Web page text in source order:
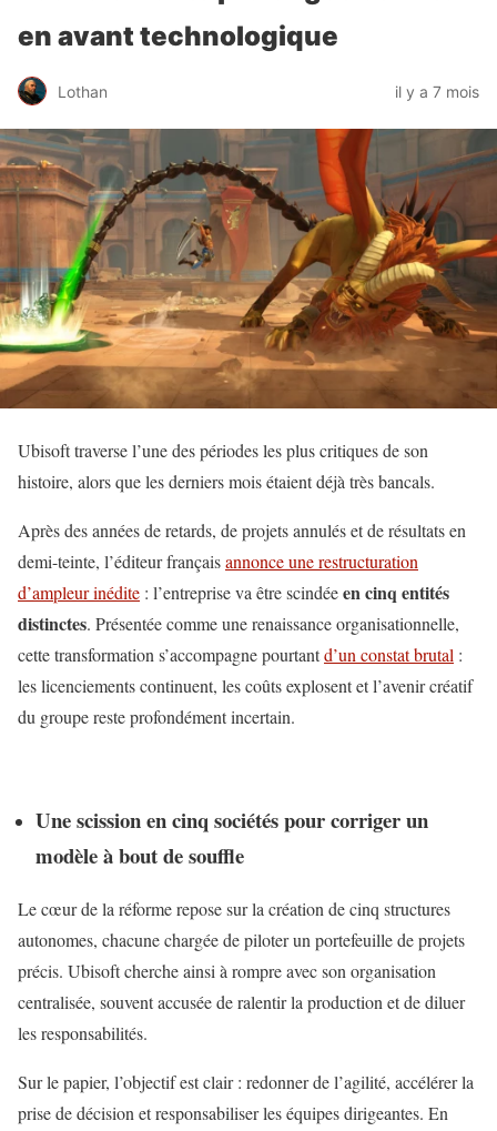
en avant technologique
Lothan il y a 7 mois
Ubisoft traverse l’une des périodes les plus critiques de son
histoire, alors que les derniers mois étaient déjà très bancals.
Après des années de retards, de projets annulés et de résultats en
demi-teinte, l’éditeur françaisannonce une restructuration
d’ampleur inédite : l’entreprise va être scindéeen cinq entités
distinctes. Présentée comme une renaissance organisationnelle,
cette transformation s’accompagne pourtantd’un constat brutal :
les licenciements continuent, les coûts explosent et l’avenir créatif
du groupe reste profondément incertain.
Une scission en cinq sociétés pour corriger un
modèle à bout de souffle
Le cœur de la réforme repose sur la création de cinq structures
autonomes, chacune chargée de piloter un portefeuille de projets
précis. Ubisoft cherche ainsi à rompre avec son organisation
centralisée, souvent accusée de ralentir la production et de diluer
les responsabilités.
Sur le papier, l’objectif est clair : redonner de l’agilité, accélérer la
prise de décision et responsabiliser les équipes dirigeantes. En